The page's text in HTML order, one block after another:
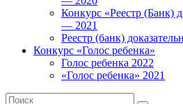
Конкурс «Реестр (Банк)
— 2021
Реестр (банк)
Конкурс «Голос ребенка»
Голос ребенка 2022
«Голос ребенка» 2021